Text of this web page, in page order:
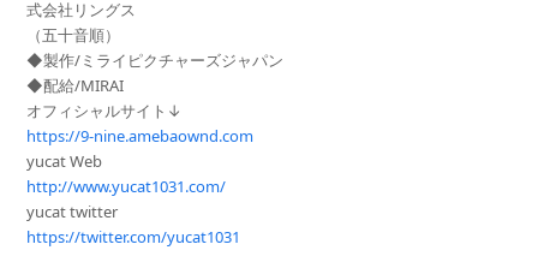
式会社リングス
（五十音順）
◆製作/ミライピクチャーズジャパン
◆配給/MIRAI
オフィシャルサイト↓
https://9-nine.amebaownd.com
yucat Web
http://www.yucat1031.com/
yucat twitter
https://twitter.com/yucat1031